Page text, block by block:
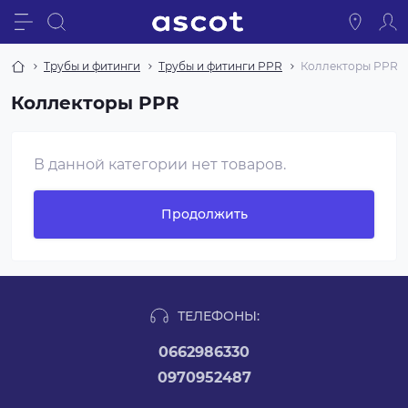
Трубы и фитинги Трубы и фитинги PPR Коллекторы PPR
Коллекторы PPR
В данной категории нет товаров.
Продолжить
ТЕЛЕФОНЫ:
0662986330
0970952487